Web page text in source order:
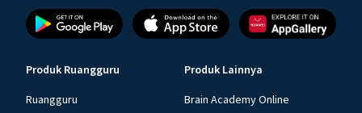
Produk Ruangguru
Ruangguru
Produk Lainnya
Brain Academy Online